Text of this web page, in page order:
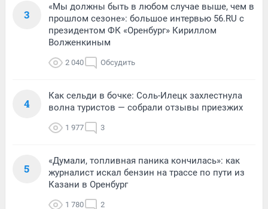
3
«Мы должны быть в любом случае выше, чем в
прошлом сезоне»: большое интервью 56.RU с
президентом ФК «Оренбург» Кириллом
Волженкиным
2 040 Обсудить
4
Как сельди в бочке: Соль-Илецк захлестнула
волна туристов — собрали отзывы приезжих
1 977 3
5
«Думали, топливная паника кончилась»: как
журналист искал бензин на трассе по пути из
Казани в Оренбург
1 780 2